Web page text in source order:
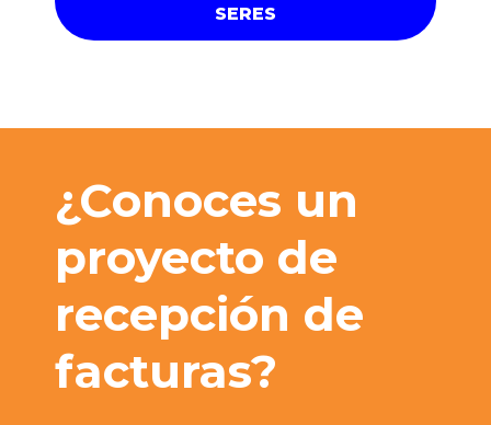
SERES
¿Conoces un
proyecto de
recepción de
facturas?